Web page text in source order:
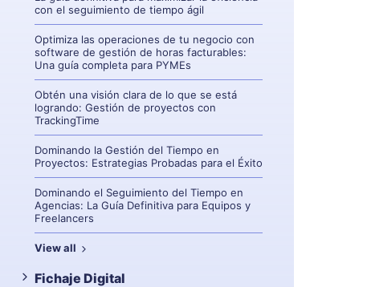
con el seguimiento de tiempo ágil
Optimiza las operaciones de tu negocio con
software de gestión de horas facturables:
Una guía completa para PYMEs
Obtén una visión clara de lo que se está
logrando: Gestión de proyectos con
TrackingTime
Dominando la Gestión del Tiempo en
Proyectos: Estrategias Probadas para el Éxito
Dominando el Seguimiento del Tiempo en
Agencias: La Guía Definitiva para Equipos y
Freelancers
View all
Fichaje Digital